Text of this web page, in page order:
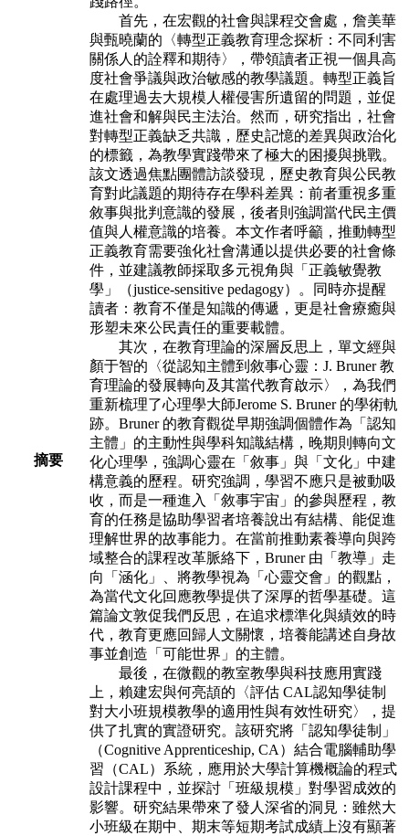
摘要
首先，在宏觀的社會與課程交會處，詹美華
與甄曉蘭的〈轉型正義教育理念探析：不同利害
關係人的詮釋和期待〉，帶領讀者正視一個具高
度社會爭議與政治敏感的教學議題。轉型正義旨
在處理過去大規模人權侵害所遺留的問題，並促
進社會和解與民主法治。然而，研究指出，社會
對轉型正義缺乏共識，歷史記憶的差異與政治化
的標籤，為教學實踐帶來了極大的困擾與挑戰。
該文透過焦點團體訪談發現，歷史教育與公民教
育對此議題的期待存在學科差異：前者重視多重
敘事與批判 意識的發展，後者則強調當代民主價
值與人權意識的培養。本文作者呼籲，推動轉型
正義教育需要強化社會溝通以提供必要的社會條
件，並建議教師採取多元視角與 「正義敏覺教
學」（justice-sensitive pedagogy）。同時亦提醒
讀者：教育不僅是知識的傳遞，更是社會療癒與
形塑未來公民責任的重要載體。
其次，在教育理論的深層反思上，單文經與
顏于智的〈從認知主體到敘事心靈： J. Bruner 教
育理論的發展轉向及其當代教育啟示〉，為我們
重新梳理了心理學大師Jerome S. Bruner 的學術軌
跡。Bruner 的教育觀從早期強調個體作為「認知
主體」 的主動性與學科知識結構，晚期則轉向文
化心理學，強調心靈在「敘事」與「文化」 中建
構意義的歷程。研究強調，學習不應只是被動吸
收，而是一種進入「敘事宇宙」 的參與歷程，教
育的任務是協助學習者培養說出有結構、能促進
理解世界的故事能力。在當前推動素養導向與跨
域整合的課程改革脈絡下，Bruner 由「教導」走
向「涵化」、將教學視為「心靈交會」的觀點，
為當代文化回應教學提供了深厚的哲學基礎。這
篇論文敦促我們反思，在追求標準化與績效的時
代，教育更應回歸人文關懷， 培養能講述自身故
事並創造「可能世界」的主體。
最後，在微觀的教室教學與科技應用實踐
上，賴建宏與何亮頡的〈評估 CAL認知學徒制
對大小班規模教學的適用性與有效性研究〉，提
供了扎實的實證研究。 該研究將「認知學徒制」
（Cognitive Apprenticeship, CA）結合電腦輔助學
習（CAL） 系統，應用於大學計算機概論的程式
設計課程中，並探討「班級規模」對學習成效的
影響。研究結果帶來了發人深省的洞見：雖然大
小班級在期中、期末等短期考試成績上沒有顯著